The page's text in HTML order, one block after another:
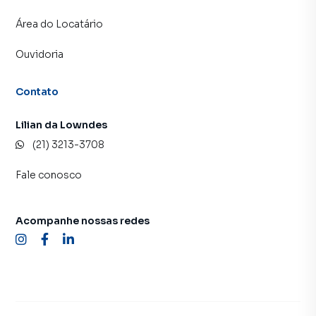
Área do Locatário
Ouvidoria
Contato
Lilian da Lowndes
(21) 3213-3708
Fale conosco
Acompanhe nossas redes